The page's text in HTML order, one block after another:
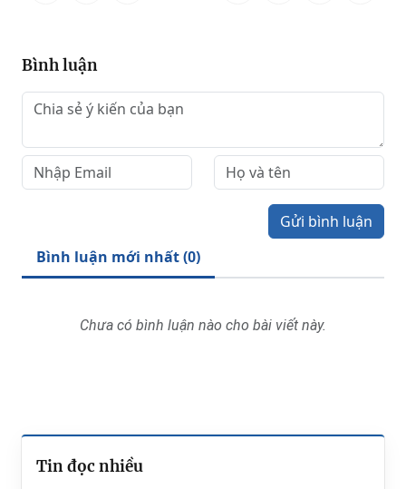
Bình luận
Gửi bình luận
Bình luận mới nhất (0)
Chưa có bình luận nào cho bài viết này.
Tin đọc nhiều